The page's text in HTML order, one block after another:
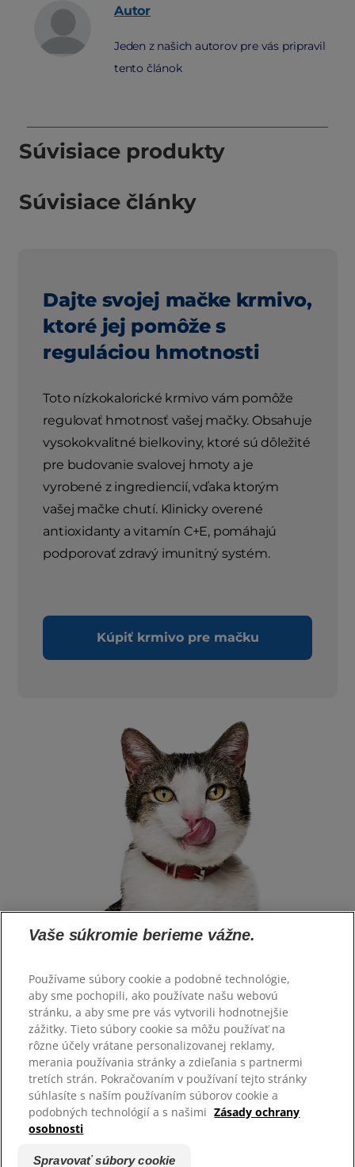
Autor
Jeden z našich autorov pre vás pripravil
tento článok
Súvisiace produkty
Súvisiace články
Dajte svojej mačke krmivo,
ktoré jej pomôže s
reguláciou hmotnosti
Toto nízkokalorické krmivo vám pomôže
regulovať hmotnosť vašej mačky. Obsahuje
vysokokvalitné bielkoviny, ktoré sú dôležité
pre budovanie svalovej hmoty a je
vyrobené z ingrediencií, vďaka ktorým
vašej mačke chutí. Klinicky overené
antioxidanty a vitamín C+E, pomáhajú
podporovať zdravý imunitný systém.
Kúpiť krmivo pre mačku
Vyberte jazyk
Zdroje
Kontaktujte nás
Mapa stránok
Naše stránky
Vaše súkromie berieme vážne.
Používame súbory cookie a podobné technológie,
aby sme pochopili, ako používate našu webovú
stránku, a aby sme pre vás vytvorili hodnotnejšie
zážitky. Tieto súbory cookie sa môžu používať na
rôzne účely vrátane personalizovanej reklamy,
merania používania stránky a zdieľania s partnermi
tretích strán. Pokračovaním v používaní tejto stránky
súhlasíte s naším používaním súborov cookie a
podobných technológií a s našimi Zásady ochrany
osobnosti
Spravovať súbory cookie